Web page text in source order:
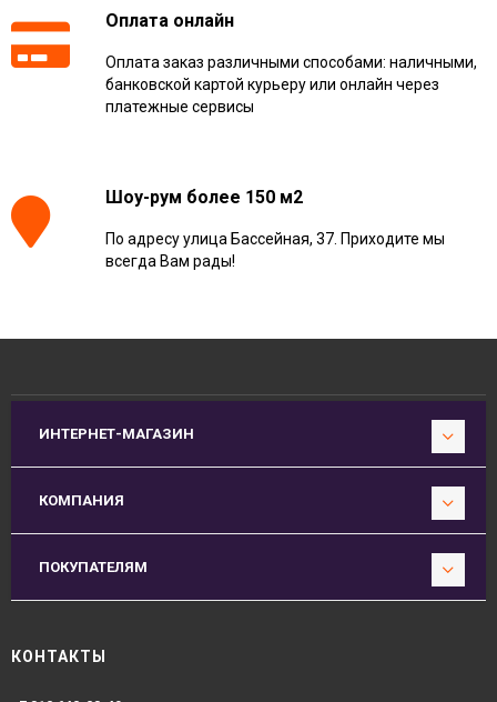
Оплата онлайн
Оплата заказ различными способами: наличными,
банковской картой курьеру или онлайн через
платежные сервисы
Шоу-рум более 150 м2
По адресу улица Бассейная, 37. Приходите мы
всегда Вам рады!
ИНТЕРНЕТ-МАГАЗИН
КОМПАНИЯ
ПОКУПАТЕЛЯМ
КОНТАКТЫ